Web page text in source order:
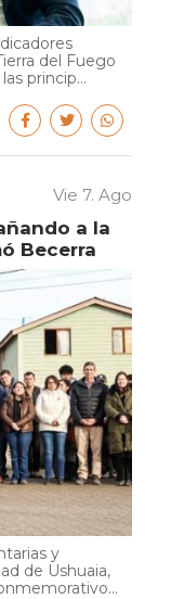
del Fuego
princip...
Vie 7. Ago
a la
Becerra
y
de Ushuaia,